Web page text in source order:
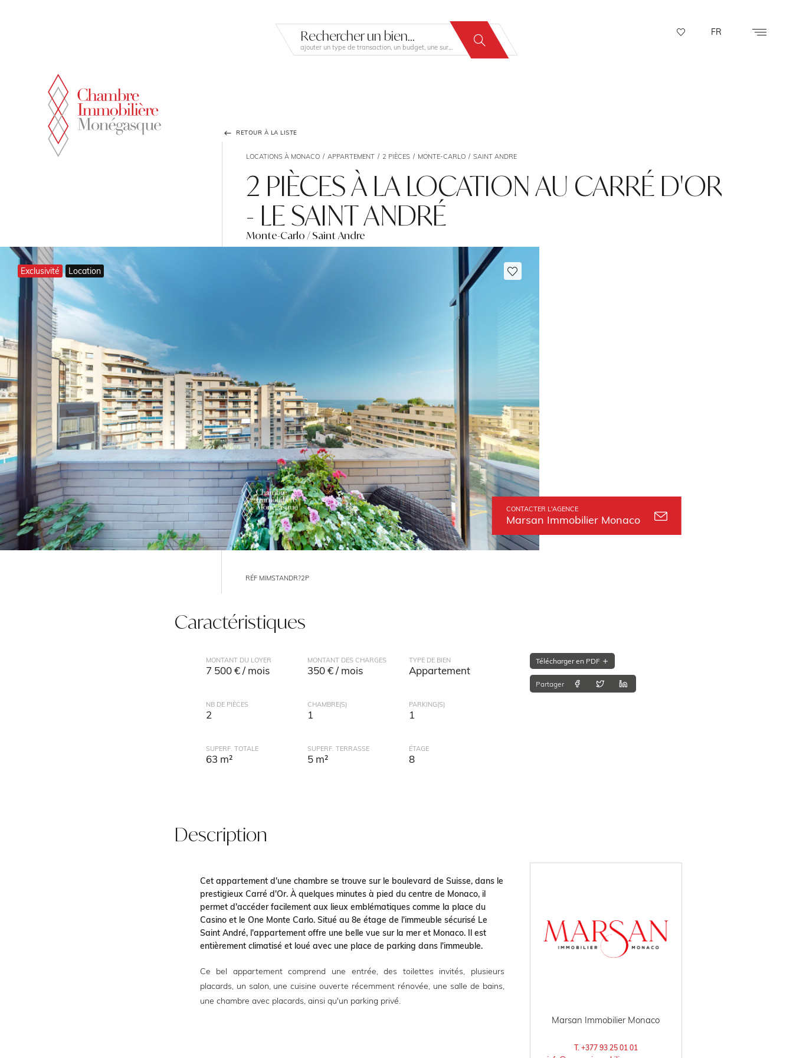
FR
Rechercher un bien...
RETOUR À LA LISTE
LOCATIONS À MONACO APPARTEMENT 2 PIÈCES MONTE-CARLO SAINT ANDRE
2 PIÈCES À LA LOCATION AU CARRÉ D'OR
- LE SAINT ANDRÉ
Monte-Carlo / Saint Andre
CONTACTER L'AGENCE
Marsan Immobilier Monaco
Exclusivité Location
RÉF MIMSTANDR?2P
Caractéristiques
MONTANT DU LOYER
7 500 € / mois
MONTANT DES CHARGES
350 € / mois
TYPE DE BIEN
Appartement
NB DE PIÈCES
2
CHAMBRE(S)
1
PARKING(S)
1
SUPERF. TOTALE
63 m²
SUPERF. TERRASSE
5 m²
ÉTAGE
8
Télécharger en PDF
Partager
Description
Cet appartement d'une chambre se trouve sur le boulevard de Suisse, dans le
prestigieux Carré d'Or. À quelques minutes à pied du centre de Monaco, il
permet d'accéder facilement aux lieux emblématiques comme la place du
Casino et le One Monte Carlo. Situé au 8e étage de l'immeuble sécurisé Le
Saint André, l'appartement offre une belle vue sur la mer et Monaco. Il est
entièrement climatisé et loué avec une place de parking dans l'immeuble.
Ce bel appartement comprend une entrée, des toilettes invités, plusieurs
placards, un salon, une cuisine ouverte récemment rénovée, une salle de bains,
une chambre avec placards, ainsi qu'un parking privé.
Marsan Immobilier Monaco
T. +377 93 25 01 01